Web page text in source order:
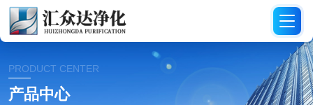
PRODUCT CENTER
产品中心